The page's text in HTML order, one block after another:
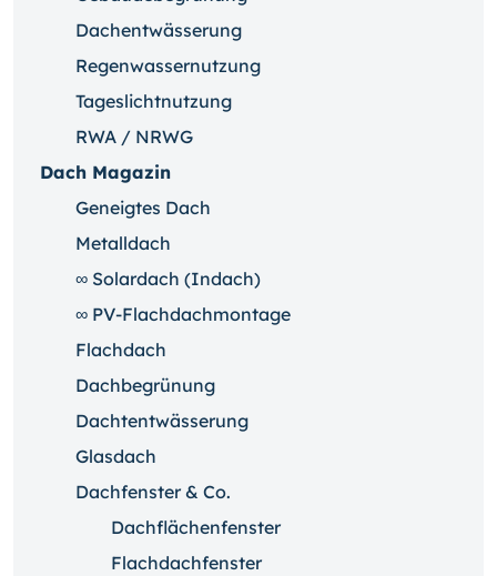
Dachentwässerung
Regenwassernutzung
Tageslichtnutzung
RWA / NRWG
Dach Magazin
Geneigtes Dach
Metalldach
∞ Solardach (Indach)
∞ PV-Flachdachmontage
Flachdach
Dachbegrünung
Dachtentwässerung
Glasdach
Dachfenster & Co.
Dachflächenfenster
Flachdachfenster